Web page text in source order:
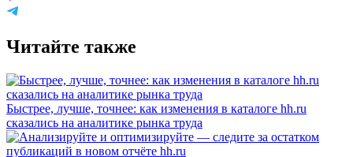
Читайте также
Быстрее, лучше, точнее: как изменения в каталоге hh.ru
сказались на аналитике рынка труда